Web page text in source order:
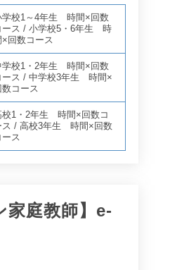
学校1～4年生 時間×回数
ース /小学校5・6年生 時
×回数コース
学校1・2年生 時間×回数
ース /中学校3年生 時間×
数コース
校1・2年生 時間×回数コ
ス /高校3年生 時間×回数
ース
家庭教師】e-